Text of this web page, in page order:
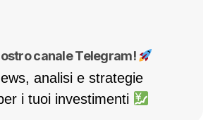
canale Telegram!
analisi e strategie
i tuoi investimenti